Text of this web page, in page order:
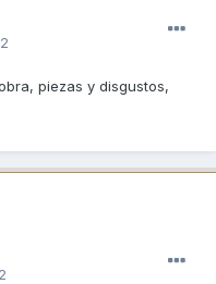
piezas y disgustos,